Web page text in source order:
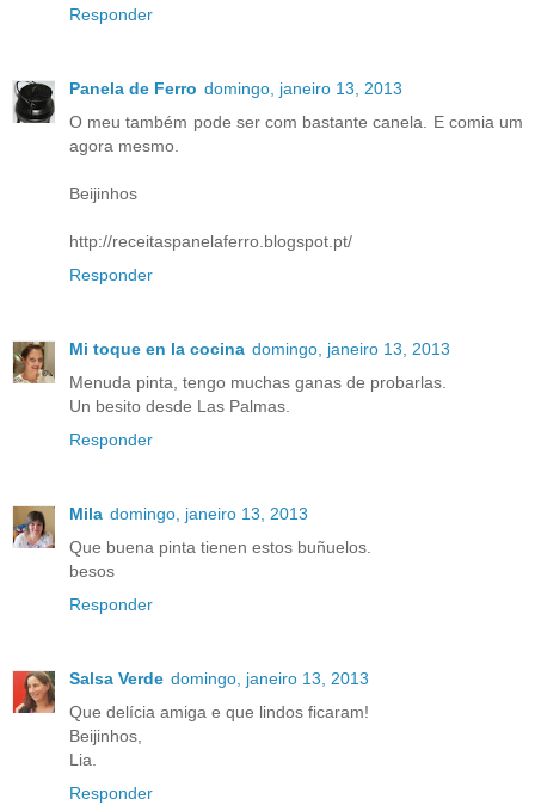
Responder
Panela de Ferro domingo, janeiro 13, 2013
O meu também pode ser com bastante canela. E comia um
agora mesmo.
Beijinhos
http://receitaspanelaferro.blogspot.pt/
Responder
Mi toque en la cocina domingo, janeiro 13, 2013
Menuda pinta, tengo muchas ganas de probarlas.
Un besito desde Las Palmas.
Responder
Mila domingo, janeiro 13, 2013
Que buena pinta tienen estos buñuelos.
besos
Responder
Salsa Verde domingo, janeiro 13, 2013
Que delícia amiga e que lindos ficaram!
Beijinhos,
Lia.
Responder